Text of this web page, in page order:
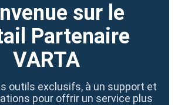
sur le
Partenaire
VARTA
outils exclusifs, à un support et
pour offrir un service plus